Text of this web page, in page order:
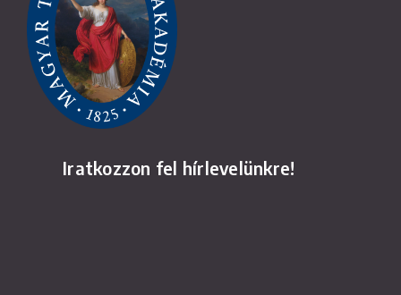
Iratkozzon fel hírlevelünkre!